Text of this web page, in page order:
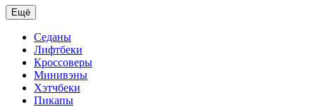
Ещё
Седаны
Лифтбеки
Кроссоверы
Минивэны
Хэтчбеки
Пикапы